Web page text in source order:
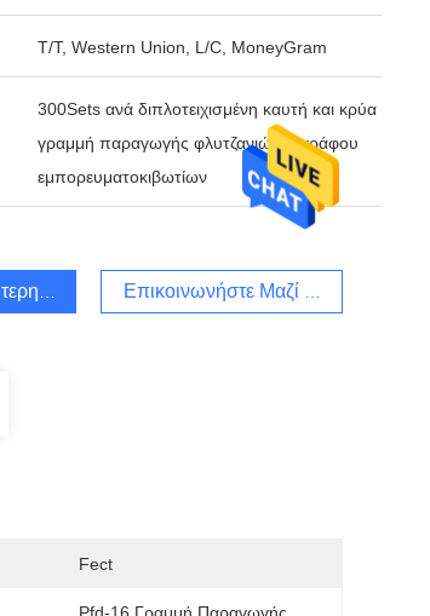
T/T, Western Union, L/C, MoneyGram
300Sets ανά διπλοτειχισμένη καυτή και κρύα
γραμμή παραγωγής φλυτζανιών εγγράφου
εμπορευματοκιβωτίων
Τιμή Επικοινωνήστε Μαζί Μας
Fect